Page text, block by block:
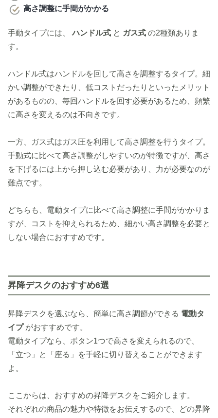
高さ調整に手間がかかる
手動タイプには、ハンドル式 と ガス式 の2種類ありま
す。
ハンドル式はハンドルを回して高さを調整するタイプ。細
かい調整ができたり、低コストだったりといったメリット
があるものの、毎回ハンドルを回す必要があるため、頻繁
に高さを変えるのは不向きです。
一方、ガス式はガス圧を利用して高さ調整を行うタイプ。
手動式に比べて高さ調整がしやすいのが特徴ですが、高さ
を下げるには上から押し込む必要があり、力が必要なのが
難点です。
どちらも、電動タイプに比べて高さ調整に手間がかかりま
すが、コストを抑えられるため、細かい高さ調整を必要と
しない場合におすすめです。
昇降デスクのおすすめ6選
昇降デスクを選ぶなら、簡単に高さ調節ができる 電動タ
イプ がおすすめです。
電動タイプなら、ボタン1つで高さを変えられるので、
「立つ」と「座る」を手軽に切り替えることができます
よ。
ここからは、おすすめの昇降デスクをご紹介します。
それぞれの商品の魅力や特徴をお伝えするので、どの昇降